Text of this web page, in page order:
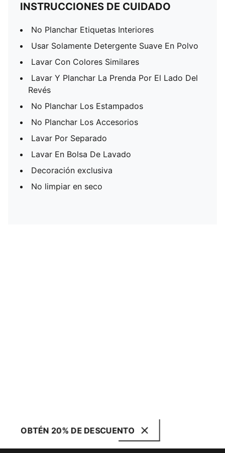
INSTRUCCIONES DE CUIDADO
No Planchar Etiquetas Interiores
Usar Solamente Detergente Suave En Polvo
Lavar Con Colores Similares
Lavar Y Planchar La Prenda Por El Lado Del
Revés
No Planchar Los Estampados
No Planchar Los Accesorios
Lavar Por Separado
Lavar En Bolsa De Lavado
Decoración exclusiva
No limpiar en seco
OBTÉN 20% DE DESCUENTO